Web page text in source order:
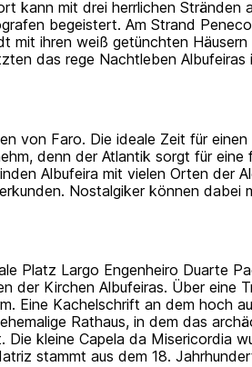
kann mit drei herrlichen
begeistert. Am Strand
mit ihren weiß getünchten
das rege Nachtleben Albufeiras
von Faro. Die ideale Zeit für
denn der Atlantik sorgt für
Albufeira mit vielen Orten der
Nostalgiker können
Platz Largo Engenheiro Duarte
der Kirchen Albufeiras. Über eine
Eine Kachelschrift an dem hoch
Rathaus, in dem das
kleine Capela da Misericordia
stammt aus dem 18.